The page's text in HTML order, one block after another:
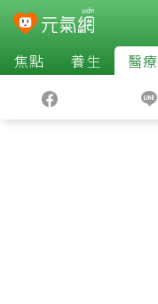
焦點 養生 醫療